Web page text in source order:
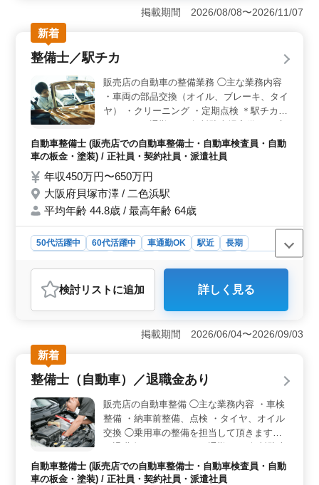
橋区高島平に位置する自動車整備のお仕事では、イタリ
ア車を中心に扱っています。主な業務内容は、アルファ
ロメオなどのイタリア車の定期点検整備や納車整備、車
検対応など、幅広い整備業務を行います。また、部品の
取り付けやトラブルシューティングなども担当し、お客
様とのコミュニケーションも重要な役割となりま
す。 ＜募集条件と備考＞ 2級自動車整備士の資格や
自動車免許をお持ちで、自動車整備業務経験が5年以上あ
る方が対象です。50歳以上の方も活躍しており、今まで
の経験を活かして働くことができます。また、複数駅か
ら利用可能な立地にあるため、通勤にも便利です。
＜働きやすさと福利厚生＞ 週5〜6日の勤務で、月曜日
が休みとなっており、年間休日も充実しています。ま
た、残業は少なめで、就業時間も10:00〜19:00と比較的
ゆとりのあるスケジュールです。時給や年収も魅力的
で、福利厚生も整っているため、安心して長く働くこと
ができます。
掲載期間 2026/08/08〜2026/11/07
新着
整備士／駅チカ
販売店の自動車の整備業務 ◯主な業務内容
・車両の部品交換（オイル、ブレーキ、タイ
ヤ） ・クリーニング ・定期点検 ＊駅チカ
通費支給 ＊賞与あり ＊退職金あり ベテラン
メカニックとしての技術をフルに発揮できま
さい！
自動車整備士 (販売店での自動車整備士・自動車検査員・自動
車の板金・塗装) / 正社員・契約社員・派遣社員
年収450万円〜650万円
大阪府貝塚市澤 / 二色浜駅
平均年齢 44.8歳 / 最高年齢 64歳
50代活躍中 60代活躍中 車通勤OK 駅近
長期
派遣社員
おすすめポイント
＜駅近で通いやすい環境＞ 二色浜駅から徒歩圏内で通
勤しやすく、車通勤にも対応しているため通勤負担を抑
えられる職場です。無料駐車場も完備しており、自分に
合った通勤方法を選びながら勤務できます。 ＜整備
経験を活かせる業務内容＞ 販売店で車両の部品交換、
クリーニング、定期点検などの整備業務を担当します。
これまでの整備士経験や3級自動車整備士以上の資格を活
かして、ベテランメカニックとして技術を発揮できま
す。 ＜待遇充実で安心＞ 交通費支給、賞与、社会
保険完備に加えて、退職金制度など福利厚生も整ってい
ます。安定した環境で経験を活かしながら、安心して長
く働ける職場です。
検討リスト に追加 詳しく見る
掲載期間 2026/06/04〜2026/09/03
新着
整備士（自動車）／退職金あり
販売店の自動車整備 ◯主な業務内容 ・車検
整備 ・納車前整備、点検 ・タイヤ、オイル
交換 ◯乗用車の整備を担当して頂きます。
場完備） ＊賞与あり ＊交通費支給 ＊駅チカ
今までの整備経験を活かせます。 新車、中
自動車整備士 (販売店での自動車整備士・自動車検査員・自動
車の板金・塗装) / 正社員・契約社員・派遣社員